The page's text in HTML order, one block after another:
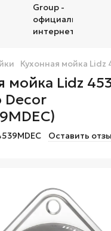
Кухонная мойка Lidz
мойка Lidz
Decor
Оставить